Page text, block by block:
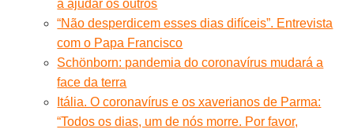
a ajudar os outros
“Não desperdicem esses dias difíceis”. Entrevista
com o Papa Francisco
Schönborn: pandemia do coronavírus mudará a
face da terra
Itália. O coronavírus e os xaverianos de Parma:
“Todos os dias, um de nós morre. Por favor,